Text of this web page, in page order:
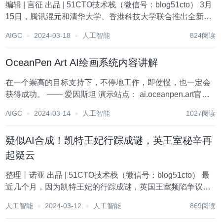
编辑 | 言征 出品 | 51CTO技术栈（微信号：blog51cto） 3月
15日，腾讯混元和清华大学、香港科技大学联合推出全新图
点击对应区域，加上少量提示词，就可以让图片中原...
AIGC 2024-03-18 人工智能 824阅读
OceanPen Art AI绘画系统内容讲解
在一个崇高的目标支持下，不停地工作，即使慢，也一定会
获得成功。 —— 爱因斯坦 演示站点： ai.oceanpen.art官方
数据：MySQ...
AIGC 2024-03-14 人工智能 1027阅读
疑似AI合成！凯特王妃行踪成谜，英王室秘辛再
起疑云
整理丨诺亚 出品 | 51CTO技术栈（微信号：blog51cto） 最
近几个月，因为凯特王妃的行踪成谜，英国王室频陷争议。
3月10日，肯辛顿宫发布了一张据称是王储威廉拍摄的——
人工智能 2024-03-12 人工智能 869阅读